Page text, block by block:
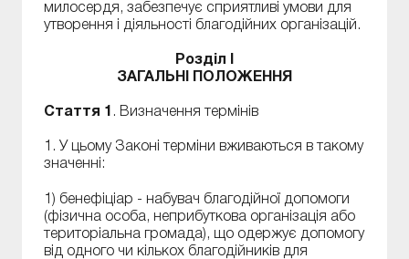
милосердя, забезпечує сприятливі умови для
утворення і діяльності благодійних організацій.
Розділ I
ЗАГАЛЬНІ ПОЛОЖЕННЯ
Стаття 1 . Визначення термінів
1. У цьому Законі терміни вживаються в такому
значенні:
1) бенефіціар - набувач благодійної допомоги
(фізична особа, неприбуткова організація або
територіальна громада), що одержує допомогу
від одного чи кількох благодійників для